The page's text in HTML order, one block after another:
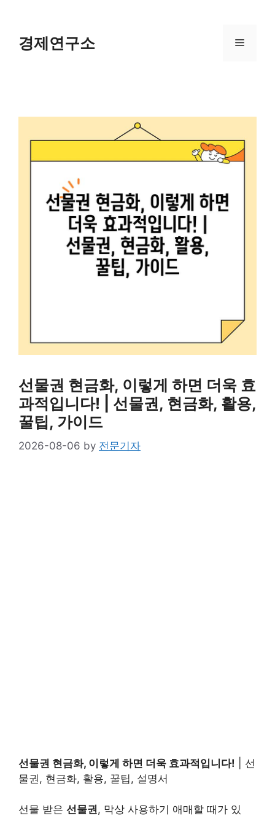
content경제연구소 Menu
선물권 현금화, 이렇게 하면 더욱 효
과적입니다! | 선물권, 현금화, 활용,
꿀팁, 가이드
2026-08-06 by 전문기자
선물권 현금화, 이렇게 하면 더욱 효과적입니다! | 선
물권, 현금화, 활용, 꿀팁, 설명서
선물 받은 선물권, 막상 사용하기 애매할 때가 있